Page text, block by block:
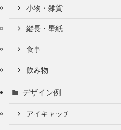
小物・雑貨
縦長・壁紙
食事
飲み物
デザイン例
アイキャッチ